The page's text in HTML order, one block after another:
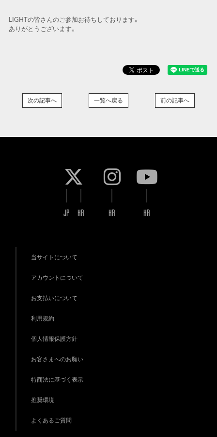
LIGHTの皆さんのご参加お待ちしております。
ありがとうございます。
次の記事へ 一覧へ戻る 前の記事へ
JP KR KR KR
当サイトについて
アカウントについて
お支払いについて
利用規約
個人情報保護方針
お客さまへのお願い
特商法に基づく表示
推奨環境
よくあるご質問